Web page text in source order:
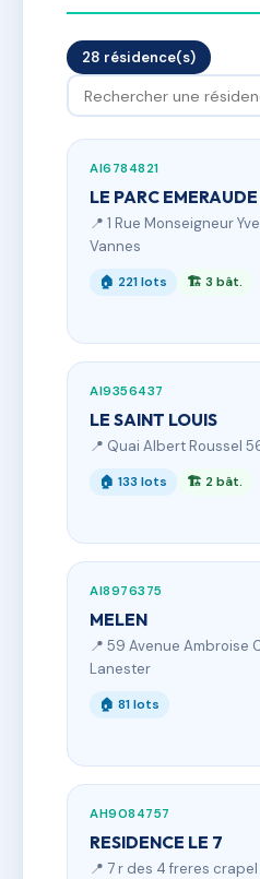
28 résidence(s)
AI6784821
LE PARC EMERAUDE
📍 1 Rue Monseigneur
Vannes
🏠 221 lots 🏗 3 bât.
AI9356437
LE SAINT LOUIS
📍 Quai Albert Roussel
🏠 133 lots 🏗 2 bât.
AI8976375
MELEN
📍 59 Avenue Ambroise
Lanester
🏠 81 lots
AH9084757
RESIDENCE LE 7
📍 7 r des 4 freres